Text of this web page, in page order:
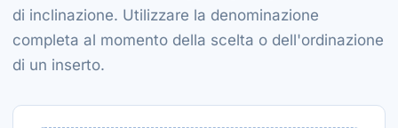
di inclinazione. Utilizzare la denominazione
completa al momento della scelta o dell'ordinazione
di un inserto.